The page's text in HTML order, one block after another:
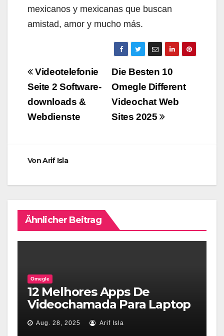
mexicanos y mexicanas que buscan
amistad, amor y mucho más.
Beitragsnavigation
Die Besten 10
Omegle Different
Videochat Web
Sites 2025
Videotelefonie
Seite 2 Software-
downloads &
Webdienste
VonArif Isla
Ähnlicher Beitrag
Omegle
12 Melhores Apps De
Videochamada Para Laptop
2025
Aug. 28, 2025 Arif Isla